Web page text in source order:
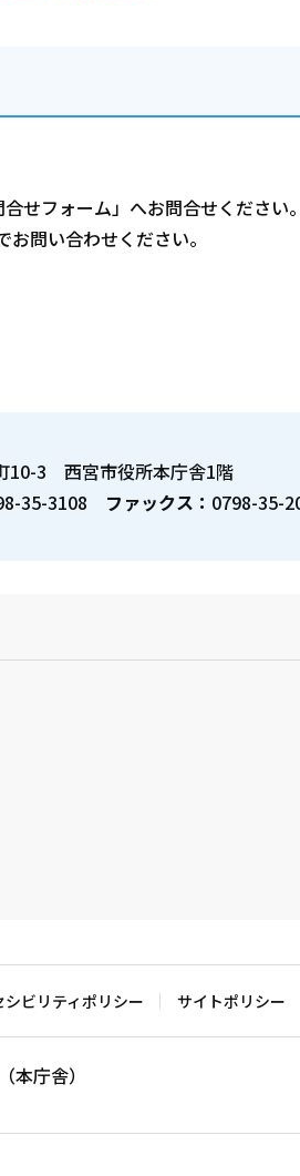
せフォーム」へお問合せください。
問い合わせください。
10-3 西宮市役所本庁舎1階
35-3108 ファックス： 0798-35-
シビリティポリシー サイトポリシー
庁舎）